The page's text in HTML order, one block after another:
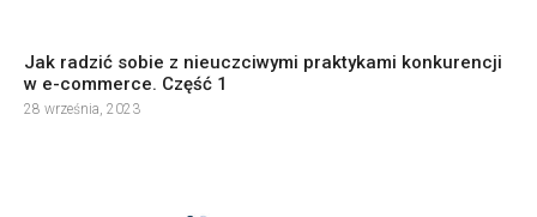
Jak radzić sobie z nieuczciwymi praktykami konkurencji
w e-commerce. Część 1
28 września, 2023